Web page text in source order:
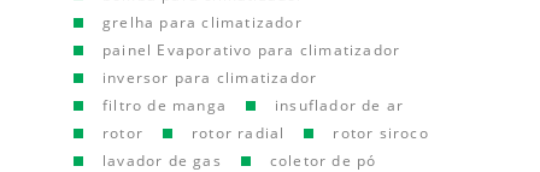
grelha para climatizador
painel Evaporativo para climatizador
inversor para climatizador
filtro de manga
insuflador de ar
rotor
rotor radial
rotor siroco
lavador de gas
coletor de pó